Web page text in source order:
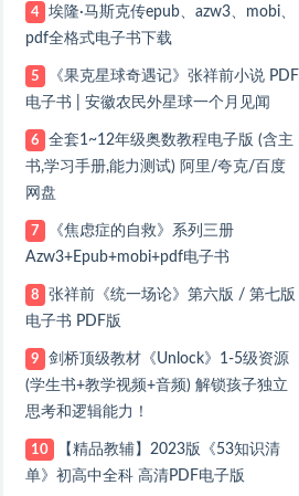
4
埃隆·马斯克传epub、azw3、mobi、
pdf全格式电子书下载
5
《果克星球奇遇记》张祥前小说 PDF
电子书 | 安徽农民外星球一个月见闻
6
全套1~12年级奥数教程电子版 (含主
书,学习手册,能力测试) 阿里/夸克/百度
网盘
7
《焦虑症的自救》系列三册
Azw3+Epub+mobi+pdf电子书
8
张祥前《统一场论》第六版 / 第七版
电子书 PDF版
9
剑桥顶级教材《Unlock》1-5级资源
(学生书+教学视频+音频) 解锁孩子独立
思考和逻辑能力！
10
【精品教辅】2023版《53知识清
单》初高中全科 高清PDF电子版